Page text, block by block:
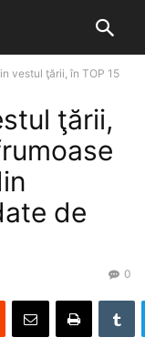
vestul ţării, în TOP 15
ţării,
de
0